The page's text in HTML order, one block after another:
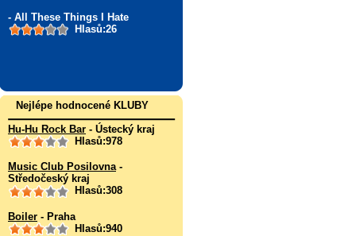
- All These Things I Hate
Hlasů:26
Nejlépe hodnocené KLUBY
Hu-Hu Rock Bar - Ústecký kraj
Hlasů:978
Music Club Posilovna-
Středočeský kraj
Hlasů:308
Boiler - Praha
Hlasů:940